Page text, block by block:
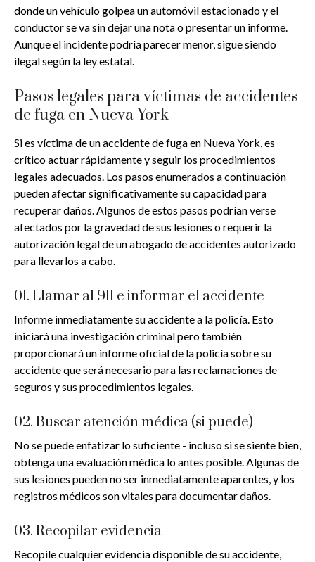
donde un vehículo golpea un automóvil estacionado y el
conductor se va sin dejar una nota o presentar un informe.
Aunque el incidente podría parecer menor, sigue siendo
ilegal según la ley estatal.
Pasos legales para víctimas de accidentes
de fuga en Nueva York
Si es víctima de un accidente de fuga en Nueva York, es
crítico actuar rápidamente y seguir los procedimientos
legales adecuados. Los pasos enumerados a continuación
pueden afectar significativamente su capacidad para
recuperar daños. Algunos de estos pasos podrían verse
afectados por la gravedad de sus lesiones o requerir la
autorización legal de un abogado de accidentes autorizado
para llevarlos a cabo.
01. Llamar al 911 e informar el accidente
Informe inmediatamente su accidente a la policía. Esto
iniciará una investigación criminal pero también
proporcionará un informe oficial de la policía sobre su
accidente que será necesario para las reclamaciones de
seguros y sus procedimientos legales.
02. Buscar atención médica (si puede)
No se puede enfatizar lo suficiente - incluso si se siente bien,
obtenga una evaluación médica lo antes posible. Algunas de
sus lesiones pueden no ser inmediatamente aparentes, y los
registros médicos son vitales para documentar daños.
03. Recopilar evidencia
Recopile cualquier evidencia disponible de su accidente,